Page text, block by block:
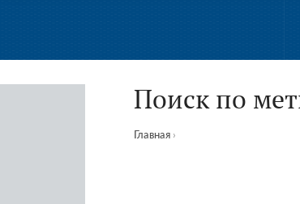
Поиск по
Главная ›